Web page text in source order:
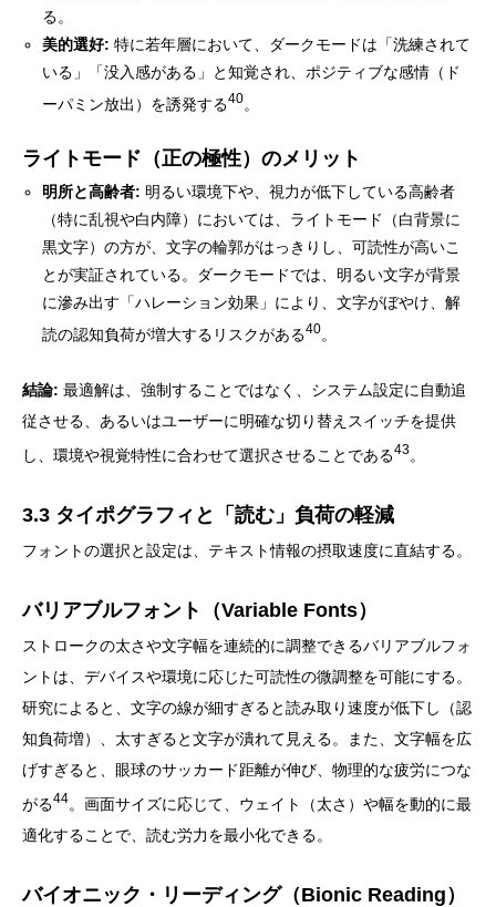
る。
美的選好: 特に若年層において、ダークモードは「洗練されて
いる」「没入感がある」と知覚され、ポジティブな感情（ド
ーパミン放出）を誘発する40。
ライトモード（正の極性）のメリット
明所と高齢者: 明るい環境下や、視力が低下している高齢者
（特に乱視や白内障）においては、ライトモード（白背景に
黒文字）の方が、文字の輪郭がはっきりし、可読性が高いこ
とが実証されている。ダークモードでは、明るい文字が背景
に滲み出す「ハレーション効果」により、文字がぼやけ、解
読の認知負荷が増大するリスクがある40。
結論: 最適解は、強制することではなく、システム設定に自動追
従させる、あるいはユーザーに明確な切り替えスイッチを提供
し、環境や視覚特性に合わせて選択させることである43。
3.3 タイポグラフィと「読む」負荷の軽減
フォントの選択と設定は、テキスト情報の摂取速度に直結する。
バリアブルフォント（Variable Fonts）
ストロークの太さや文字幅を連続的に調整できるバリアブルフォ
ントは、デバイスや環境に応じた可読性の微調整を可能にする。
研究によると、文字の線が細すぎると読み取り速度が低下し（認
知負荷増）、太すぎると文字が潰れて見える。また、文字幅を広
げすぎると、眼球のサッカード距離が伸び、物理的な疲労につな
がる44。画面サイズに応じて、ウェイト（太さ）や幅を動的に最
適化することで、読む労力を最小化できる。
バイオニック・リーディング（Bionic Reading）